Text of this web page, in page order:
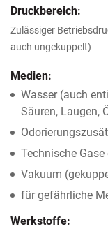
Druckbereich:
Zulässiger
auch ungekuppelt)
Medien:
Wasser (auch
Säuren, Laugen,
Technische
Vakuum
für gefährliche
Werkstoffe: